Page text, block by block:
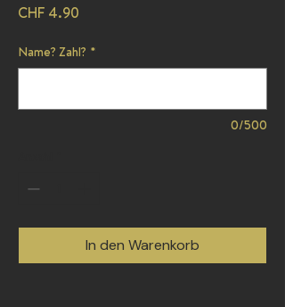
CHF 4.90
Name? Zahl? *
0/500
In den Warenkorb